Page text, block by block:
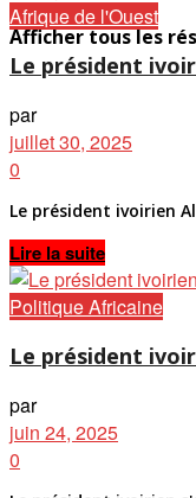
Afficher tous les
Afrique de l'Ouest
Le président
par
juillet 30, 2025
0
Le président ivoirien
Lire la suiteDetails
Politique Africaine
Le président
par
juin 24, 2025
0